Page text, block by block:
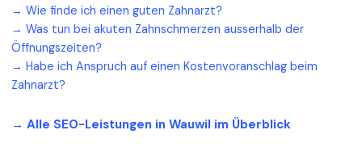
→ Wie finde ich einen guten Zahnarzt?
→ Was tun bei akuten Zahnschmerzen ausserhalb der
Öffnungszeiten?
→ Habe ich Anspruch auf einen Kostenvoranschlag beim
Zahnarzt?
→ Alle SEO-Leistungen in Wauwil im Überblick